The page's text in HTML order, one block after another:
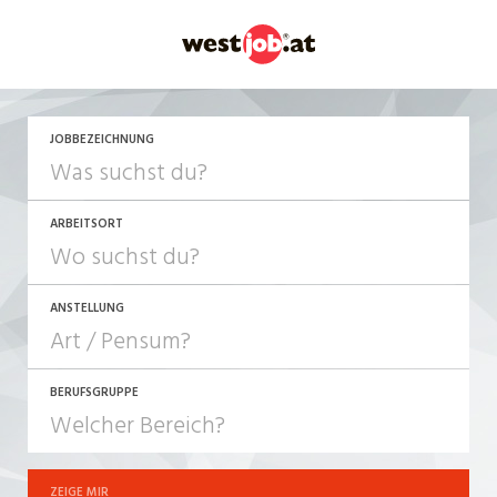
JOBBEZEICHNUNG
ARBEITSORT
ANSTELLUNG
JOB-TYP
Festanstellung
BERUFSGRUPPE
ZEIGE MIR